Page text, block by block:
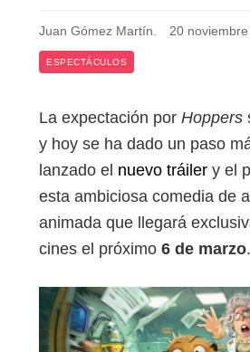
Juan Gómez Martín. 20
ESPECTÁCULOS
La expectación por Hoppers
y hoy se ha dado un paso
lanzado el nuevo tráiler y el
esta ambiciosa comedia de
animada que llegará
cines el próximo 6 de marzo.